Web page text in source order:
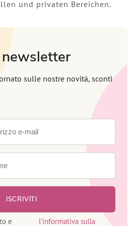
und privaten Bereichen.
sulle nostre novità, sconti
e
l'informativa sulla